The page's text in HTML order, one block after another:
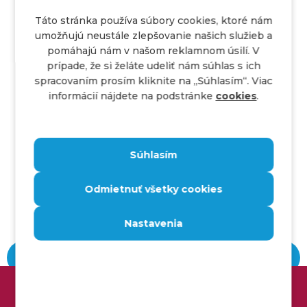
Súvisiace články
Táto stránka používa súbory cookies, ktoré nám
umožňujú neustále zlepšovanie našich služieb a
pomáhajú nám v našom reklamnom úsilí. V
prípade, že si želáte udeliť nám súhlas s ich
spracovaním prosím kliknite na ,,Súhlasím“. Viac
informácií nájdete na podstránke cookies.
Súhlasím
Odmietnuť všetky cookies
Nastavenia